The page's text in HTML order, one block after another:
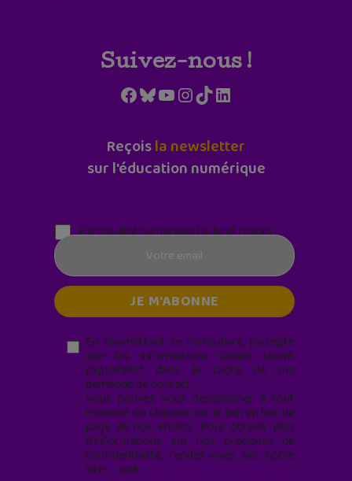
Suivez-nous !
Facebook
Bluesky
YouTube
Instagram
TikTokLinkedIn
Reçoisla newsletter
sur l'éducation numérique
Parentalité numérique (le lundi matin)
En soumettant ce formulaire, j’accepte
que les informations saisies soient
exploitées* dans le cadre de ma
demande de contact.
Vous pouvez vous désabonner à tout
moment en cliquant sur le lien en bas de
page de nos emails. Pour obtenir plus
d'informations sur nos pratiques de
confidentialité, rendez-vous sur notre
site web